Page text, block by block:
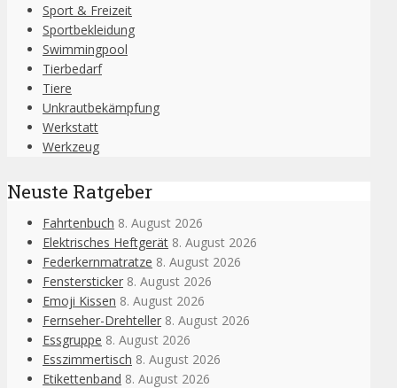
Sport & Freizeit
Sportbekleidung
Swimmingpool
Tierbedarf
Tiere
Unkrautbekämpfung
Werkstatt
Werkzeug
Neuste Ratgeber
Fahrtenbuch 8. August 2026
Elektrisches Heftgerät 8. August 2026
Federkernmatratze 8. August 2026
Fenstersticker 8. August 2026
Emoji Kissen 8. August 2026
Fernseher-Drehteller 8. August 2026
Essgruppe 8. August 2026
Esszimmertisch 8. August 2026
Etikettenband 8. August 2026